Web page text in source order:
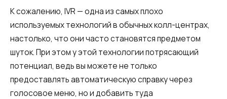
К сожалению, IVR — одна из самых плохо
используемых технологий в обычных колл-центрах,
настолько, что они часто становятся предметом
шуток. При этом у этой технологии потрясающий
потенциал, ведь вы можете не только
предоставлять автоматическую справку через
голосовое меню, но и добавить туда